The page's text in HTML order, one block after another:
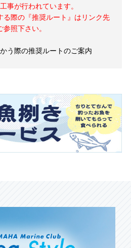
事が行われています。
る際の『推奨ルート』はリンク先
参照下さい。
う際の推奨ルートのご案内